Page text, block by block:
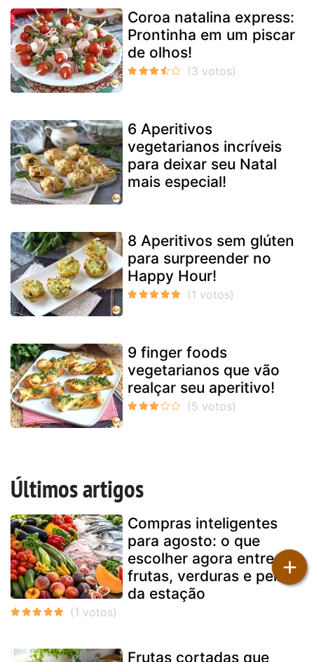
Coroa natalina express:
Prontinha em um piscar
de olhos!
6 Aperitivos
vegetarianos incríveis
para deixar seu Natal
mais especial!
8 Aperitivos sem glúten
para surpreender no
Happy Hour!
9 finger foods
vegetarianos que vão
realçar seu aperitivo!
Últimos artigos
Compras inteligentes
para agosto: o que
escolher agora entre
frutas, verduras e peixes
da estação
Frutas cortadas que
+